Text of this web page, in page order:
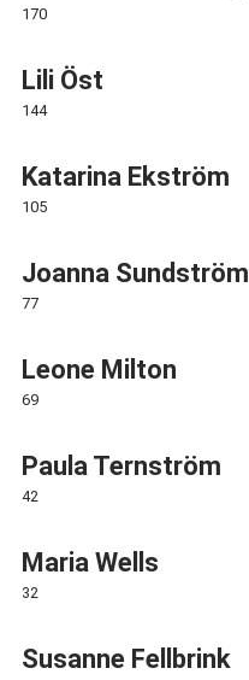
170
Lili Öst
144
Katarina Ekström
105
Joanna Sundström
77
Leone Milton
69
Paula Ternström
42
Maria Wells
32
Susanne Fellbrink